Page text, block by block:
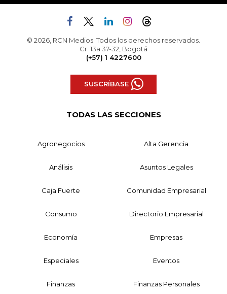
© 2026, RCN Medios. Todos los derechos reservados.
Cr. 13a 37-32, Bogotá
(+57) 1 4227600
SUSCRÍBASE
TODAS LAS SECCIONES
Agronegocios Alta Gerencia
Análisis Asuntos Legales
Caja Fuerte Comunidad Empresarial
Consumo Directorio Empresarial
Economía Empresas
Especiales Eventos
Finanzas Finanzas Personales